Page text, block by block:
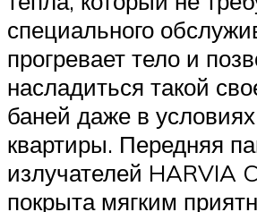
специального
прогревает тело и
насладиться такой
баней даже в
квартиры. Передняя
излучателей HARVIA
покрыта мягким